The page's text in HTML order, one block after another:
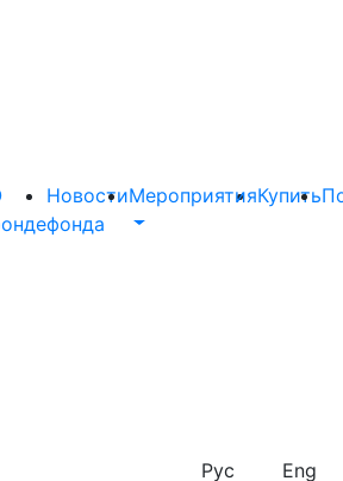
Новости
фонда
МероприятияКупить
Рус Eng